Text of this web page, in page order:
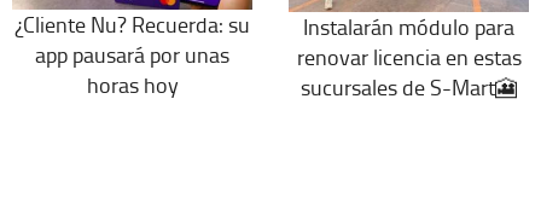
¿Cliente Nu? Recuerda: su
app pausará por unas
horas hoy
Instalarán módulo para
renovar licencia en estas
sucursales de S-Mart🎦